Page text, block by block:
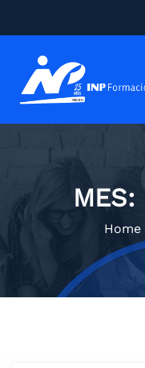
MES:
Home